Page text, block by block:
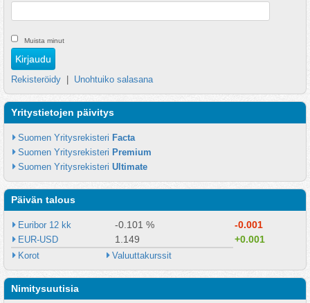
Muista minut
Rekisteröidy Unohtuiko salasana
Yritystietojen päivitys
Suomen Yritysrekisteri Facta
Suomen Yritysrekisteri Premium
Suomen Yritysrekisteri Ultimate
Päivän talous
Euribor 12 kk -0.101 % -0.001
EUR-USD 1.149 +0.001
Korot Valuuttakurssit
Nimitysuutisia